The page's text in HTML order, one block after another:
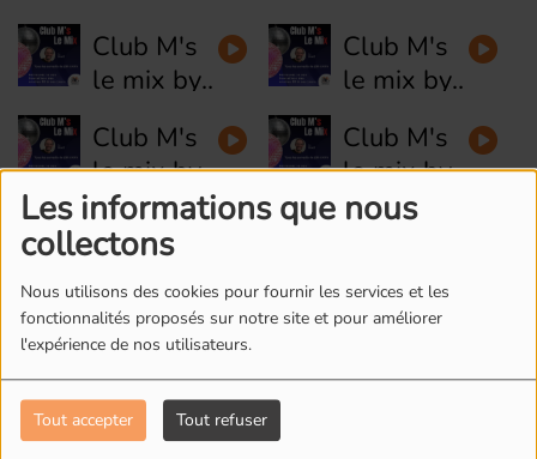
Les informations que nous
collectons
Nous utilisons des cookies pour fournir les services et les
fonctionnalités proposés sur notre site et pour améliorer
l'expérience de nos utilisateurs.
Tout accepter Tout refuser
Club M's
le mix by
#28
Club M's
le mix by
#27
Club M's
le mix by
David
#26
Club M's
le mix by
David
Club M's
le mix by
David
#24
Club M's
David
#23
L'ÉQUIPE DE RADIO M'S